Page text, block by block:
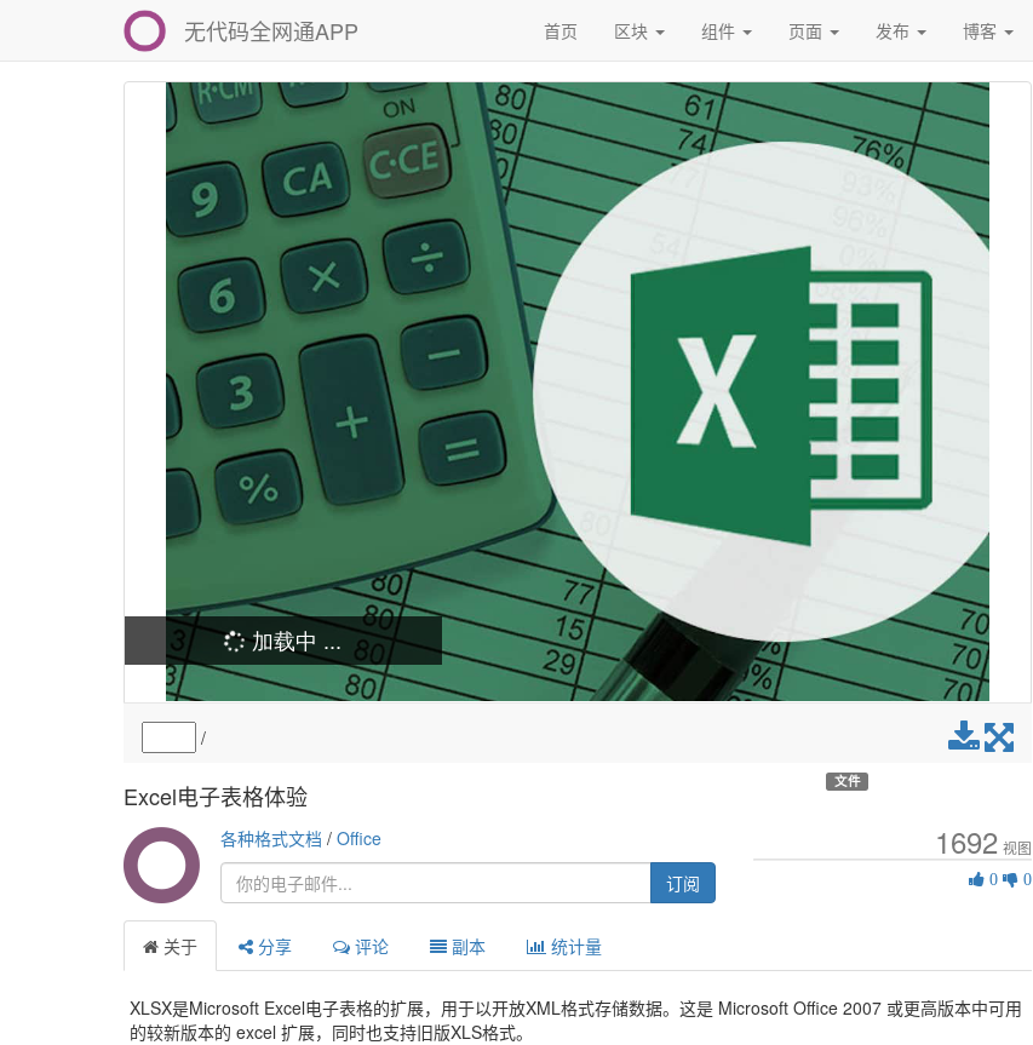
无代码全网通APP 首页 区块 组件 页面 发布 博客
Excel电子表格体验 文件
各种格式文档 / Office
订阅
1692 视图
0 0
关于 分享 评论 副本 统计量
XLSX是Microsoft Excel电子表格的扩展，用于以开放XML格式存储数据。这是 Microsoft Office 2007 或更高版本中可用
的较新版本的 excel 扩展，同时也支持旧版XLS格式。